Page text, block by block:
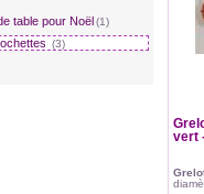
table pour Noël(1)
(3)
vert